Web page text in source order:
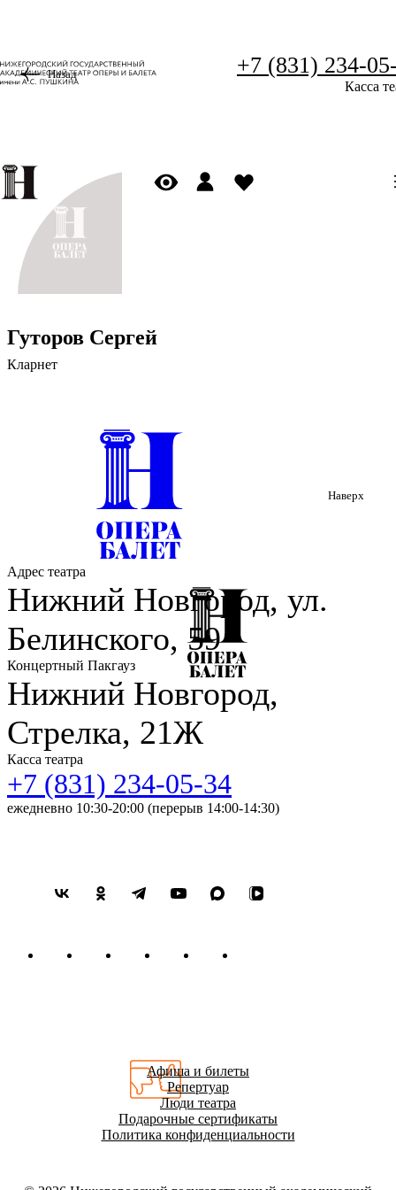
+7 (831) 234-
Касса
Назад
Гуторов Сергей
Кларнет
Наверх
Адрес театра
Нижний Новгород, ул.
Белинского, 59
Концертный Пакгауз
Нижний Новгород,
Стрелка, 21Ж
Касса театра
+7 (831) 234-05-34
ежедневно 10:30-20:00 (перерыв 14:00-14:30)
Афиша и билеты
Репертуар
Люди театра
Подарочные сертификаты
Политика конфиденциальности